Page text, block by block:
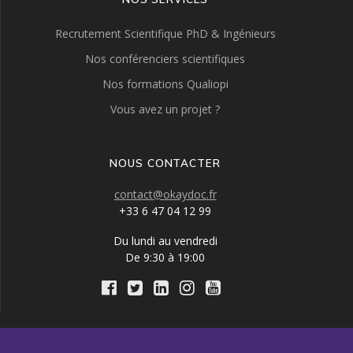
Recrutement Scientifique PhD & Ingénieurs
Nos conférenciers scientifiques
Nos formations Qualiopi
Vous avez un projet ?
NOUS CONTACTER
contact@okaydoc.fr
+33 6 47 04 12 99
Du lundi au vendredi
De 9:30 à 19:00